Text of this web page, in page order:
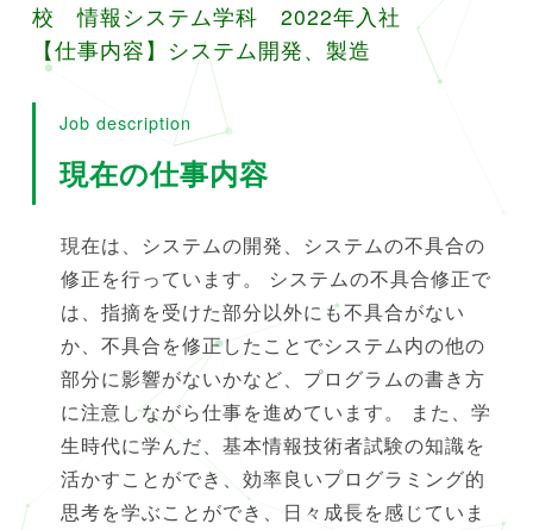
校 情報システム学科 2022年入社
【仕事内容】システム開発、製造
Job description
現在の仕事内容
現在は、システムの開発、システムの不具合の
修正を行っています。 システムの不具合修正で
は、指摘を受けた部分以外にも不具合がない
か、不具合を修正したことでシステム内の他の
部分に影響がないかなど、プログラムの書き方
に注意しながら仕事を進めています。 また、学
生時代に学んだ、基本情報技術者試験の知識を
活かすことができ、効率良いプログラミング的
思考を学ぶことができ、日々成長を感じていま